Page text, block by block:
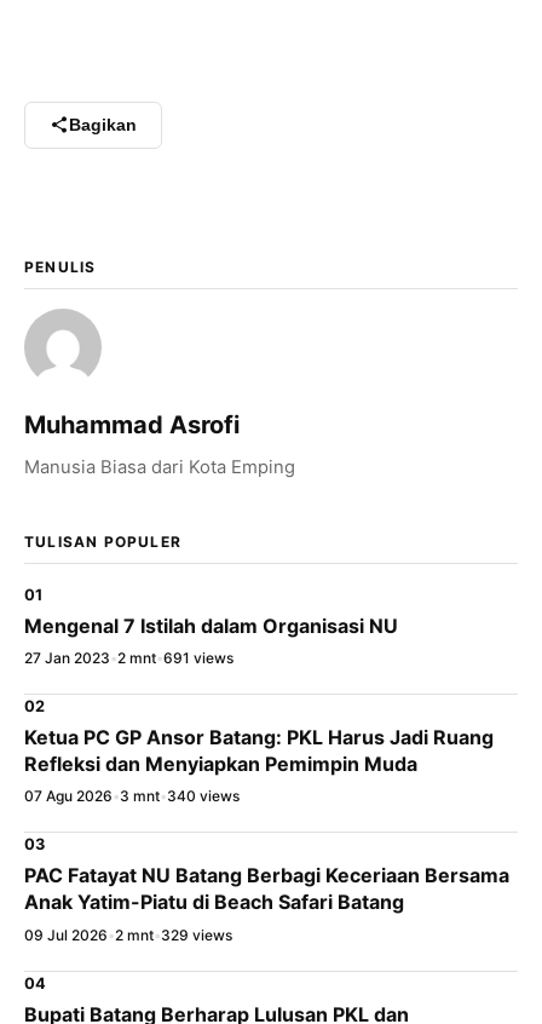
Bagikan
PENULIS
Muhammad Asrofi
Manusia Biasa dari Kota Emping
TULISAN POPULER
01
Mengenal 7 Istilah dalam Organisasi NU
27 Jan 2023 •2 mnt•691 views
02
Ketua PC GP Ansor Batang: PKL Harus Jadi Ruang
Refleksi dan Menyiapkan Pemimpin Muda
07 Agu 2026 •3 mnt•340 views
03
PAC Fatayat NU Batang Berbagi Keceriaan Bersama
Anak Yatim-Piatu di Beach Safari Batang
09 Jul 2026 •2 mnt•329 views
04
Bupati Batang Berharap Lulusan PKL dan